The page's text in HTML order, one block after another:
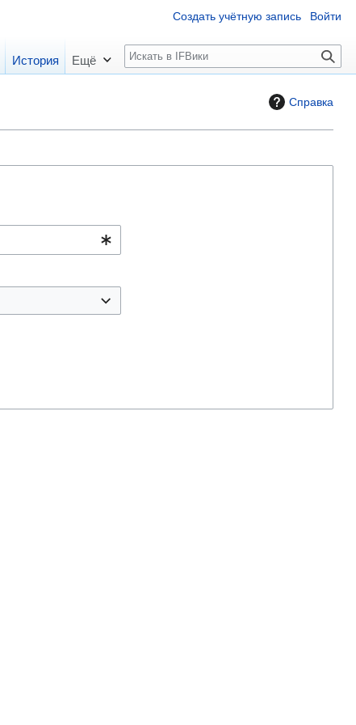
Справка
Создать учётную запись Войти
История Ещё
П
о
к